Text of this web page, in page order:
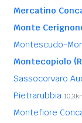
Mercatino
Monte
Montescudo-
Montecopiolo
Sassocorvaro
Pietrarubbia
Montefiore